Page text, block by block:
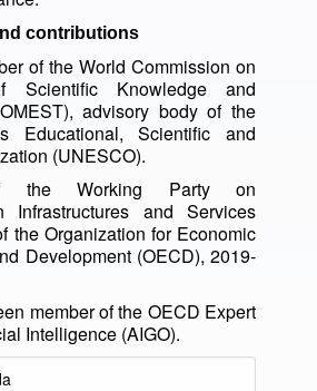
contributions
of the World Commission on
Scientific Knowledge and
advisory body of the
Educational, Scientific and
(UNESCO).
the Working Party on
Infrastructures and Services
the Organization for Economic
Development (OECD), 2019-
member of the OECD Expert
Intelligence (AIGO).